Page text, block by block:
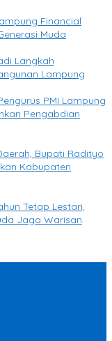
Financial
Muda
Langkah
Lampung
PMI Lampung
Pengabdian
Bupati Radityo
Kabupaten
Tetap Lestari,
Jaga Warisan